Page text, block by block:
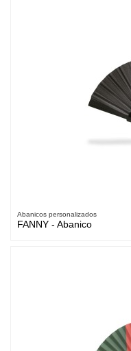
Abanicos personalizados
FANNY - Abanico